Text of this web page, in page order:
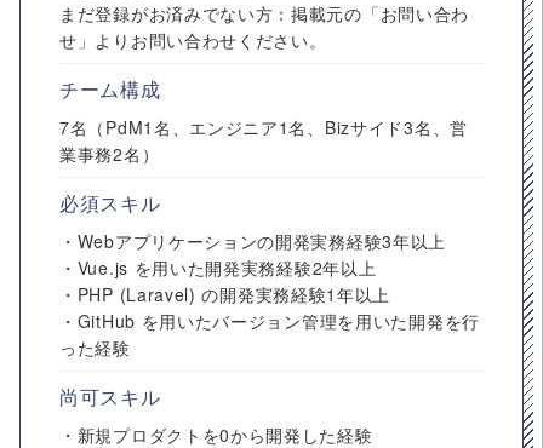
まだ登録がお済みでない方：掲載元の「お問い合わ
せ」よりお問い合わせください。
チーム構成
7名（PdM1名、エンジニア1名、Bizサイド3名、営
業事務2名）
必須スキル
・Webアプリケーションの開発実務経験3年以上
・Vue.js を用いた開発実務経験2年以上
・PHP (Laravel) の開発実務経験1年以上
・GitHub を用いたバージョン管理を用いた開発を行
った経験
尚可スキル
・新規プロダクトを0から開発した経験